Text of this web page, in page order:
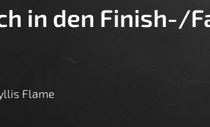
in den Finish-/
Flame